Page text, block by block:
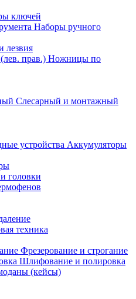
ключей
Наборы ручного
лезвия
Ножницы по
Слесарный и монтажный
Аккумуляторы
головки
техника
Фрезерование и строгание
Шлифование и полировка
(кейсы)